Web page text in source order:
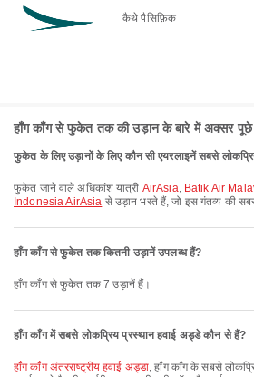
कैथे पैसिफ़िक
हाँग काँग से फुकेत तक की उड़ान के बारे में अक्सर पूछे
फुकेत के लिए उड़ानों के लिए कौन सी एयरलाइनें सबसे
फुकेत जाने वाले अधिकांश यात्री AirAsia, Batik Air
Indonesia AirAsia से उड़ान भरते हैं, जो इस गंतव्य की
हाँग काँग से फुकेत तक कितनी उड़ानें उपलब्ध हैं?
हाँग काँग से फुकेत तक 7 उड़ानें हैं।
हाँग काँग में सबसे लोकप्रिय प्रस्थान हवाई अड्डे कौन से हैं?
हॉंग कॉंग अंतरराष्ट्रीय हवाई अड्डा, हाँग काँग के सबसे